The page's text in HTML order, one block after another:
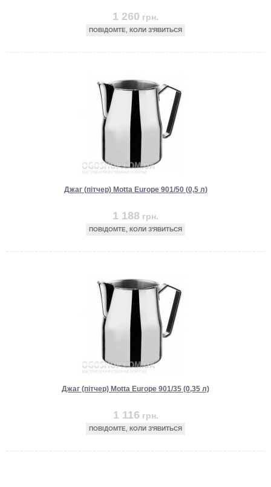
1 260 грн.
ПОВІДОМТЕ, КОЛИ З'ЯВИТЬСЯ
Джаг (пітчер) Motta Europe 901/50 (0,5 л)
1 188 грн.
ПОВІДОМТЕ, КОЛИ З'ЯВИТЬСЯ
Джаг (пітчер) Motta Europe 901/35 (0,35 л)
1 116 грн.
ПОВІДОМТЕ, КОЛИ З'ЯВИТЬСЯ